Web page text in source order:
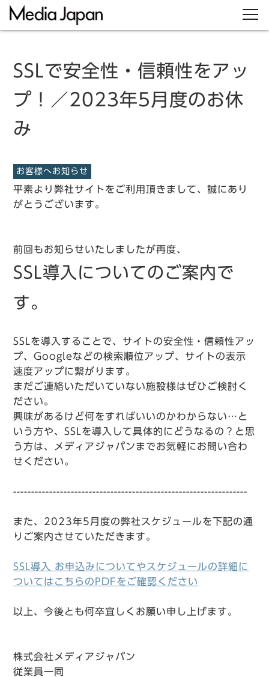
SSLで安全性・信頼性をアッ
プ！／2023年5月度のお休
み
お客様へお知らせ
平素より弊社サイトをご利用頂きまして、誠にあり
がとうございます。
前回もお知らせいたしましたが再度、
SSL導入についてのご案内で
す。
SSLを導入することで、サイトの安全性・信頼性アッ
プ、Googleなどの検索順位アップ、サイトの表示
速度アップに繋がります。
まだご連絡いただいていない施設様はぜひご検討く
ださい。
興味があるけど何をすればいいのかわからない…と
いう方や、SSLを導入して具体的にどうなるの？と思
う方は、メディアジャパンまでお気軽にお問い合わ
せください。
-----------------------------------------------------------------
また、2023年5月度の弊社スケジュールを下記の通
りご案内させていただきます。
SSL導入 お申込みについてやスケジュールの詳細に
ついてはこちらのPDFをご確認ください
以上、今後とも何卒宜しくお願い申し上げます。
株式会社メディアジャパン
従業員一同